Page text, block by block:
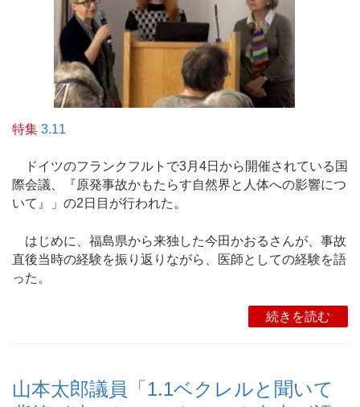
特集 3.11
ドイツのフランクフルトで3月4日から開催されている国
際会議、『原発事故かもたらす自然界と人体への影響につ
いて』」の2日目が行われた。
はじめに、福島県から来独した今田かおるさんが、事故
直後当時の経験を振り返りながら、医師としての経験を語
った。
続きを読む
山本太郎議員「1.1ベクレルと聞いて